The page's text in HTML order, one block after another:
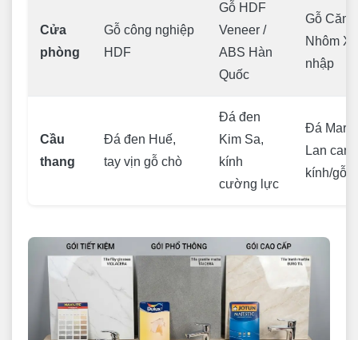
Cửa
phòng
Gỗ công nghiệp
HDF
Gỗ HDF
Veneer /
ABS Hàn
Quốc
Gỗ Căm
Nhôm
nhập
Cầu
thang
Đá đen Huế,
tay vịn gỗ chò
Đá đen
Kim Sa,
kính
cường lực
Đá
Lan can
kính/gỗ